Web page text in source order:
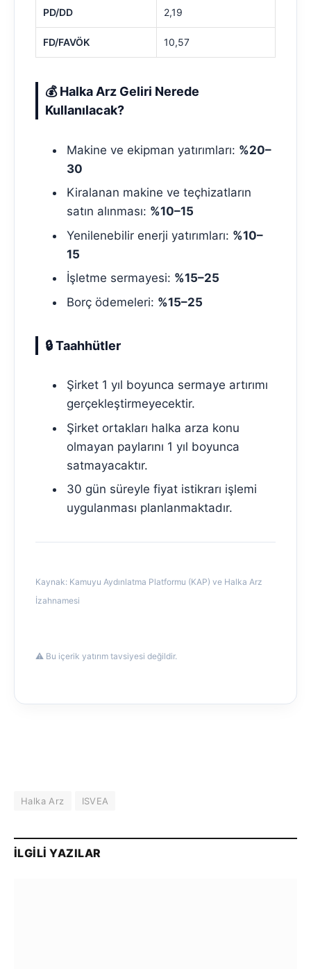
PD/DD 2,19
FD/FAVÖK 10,57
💰 Halka Arz Geliri Nerede
Kullanılacak?
Makine ve ekipman yatırımları: %20–
30
Kiralanan makine ve teçhizatların
satın alınması: %10–15
Yenilenebilir enerji yatırımları: %10–
15
İşletme sermayesi: %15–25
Borç ödemeleri: %15–25
🔒 Taahhütler
Şirket 1 yıl boyunca sermaye artırımı
gerçekleştirmeyecektir.
Şirket ortakları halka arza konu
olmayan paylarını 1 yıl boyunca
satmayacaktır.
30 gün süreyle fiyat istikrarı işlemi
uygulanması planlanmaktadır.
Kaynak: Kamuyu Aydınlatma Platformu (KAP) ve Halka Arz
İzahnamesi
⚠️ Bu içerik yatırım tavsiyesi değildir.
Halka Arz ISVEA
İLGILI YAZILAR